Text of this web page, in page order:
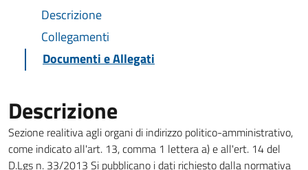
Descrizione
Collegamenti
Documenti e Allegati
Descrizione
Sezione realitiva agli organi di indirizzo politico-amministrativo,
come indicato all'art. 13, comma 1 lettera a) e all'ert. 14 del
D.Lgs n. 33/2013 Si pubblicano i dati richiesto dalla normativa